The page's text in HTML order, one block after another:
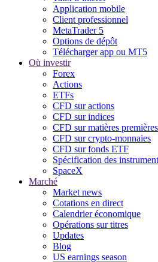
Application mobile
Client professionnel
MetaTrader 5
Options de dépôt
Télécharger app ou MT5
Où investir
Forex
Actions
ETFs
CFD sur actions
CFD sur indices
CFD sur matières premières
CFD sur crypto-monnaies
CFD sur fonds ETF
Spécification des
SpaceX
Marché
Market news
Cotations en direct
Calendrier économique
Opérations sur titres
Updates
Blog
US earnings season